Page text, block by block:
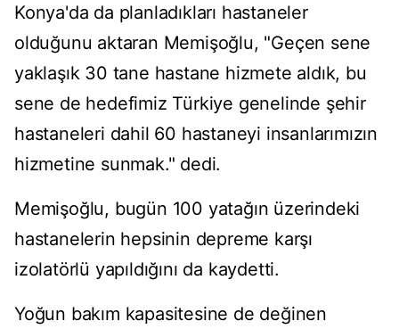
Konya'da da planladıkları hastaneler
olduğunu aktaran Memişoğlu, "Geçen sene
yaklaşık 30 tane hastane hizmete aldık, bu
sene de hedefimiz Türkiye genelinde şehir
hastaneleri dahil 60 hastaneyi insanlarımızın
hizmetine sunmak." dedi.
Memişoğlu, bugün 100 yatağın üzerindeki
hastanelerin hepsinin depreme karşı
izolatörlü yapıldığını da kaydetti.
Yoğun bakım kapasitesine de değinen